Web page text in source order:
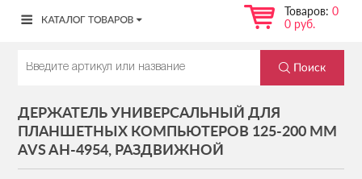
Товаров: 0
0 руб.
ДЕРЖАТЕЛЬ УНИВЕРСАЛЬНЫЙ ДЛЯ
ПЛАНШЕТНЫХ КОМПЬЮТЕРОВ 125-200 ММ
AVS AH-4954, РАЗДВИЖНОЙ